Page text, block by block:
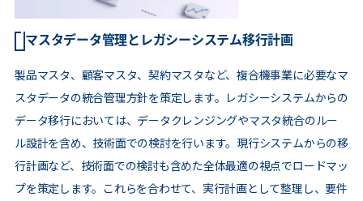
マスタデータ管理とレガシーシステム移行計画
製品マスタ、顧客マスタ、契約マスタなど、複合機事業に必要なマ
スタデータの統合管理方針を策定します。レガシーシステムからの
データ移行においては、データクレンジングやマスタ統合のルー
ル設計を含め、技術面での検討を行います。現行システムからの移
行計画など、技術面での検討も含めた全体最適の視点でロードマッ
プを策定します。これらを合わせて、実行計画として整理し、要件